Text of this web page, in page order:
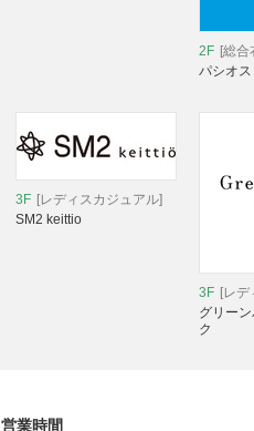
2F [総合
パシオス
3F [レディスカジュアル]
SM2 keittio
3F [レ
グリー
ク
営業時間